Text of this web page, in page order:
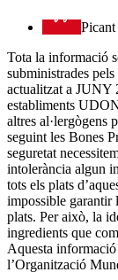
Tota la informació
subministrades
actualitzat a JUNY
establiments
altres al·lergògens
seguint les Bones
seguretat
intolerància algun
tots els plats
impossible garantir
plats. Per això, la
ingredients que
Aquesta informació
l’Organització